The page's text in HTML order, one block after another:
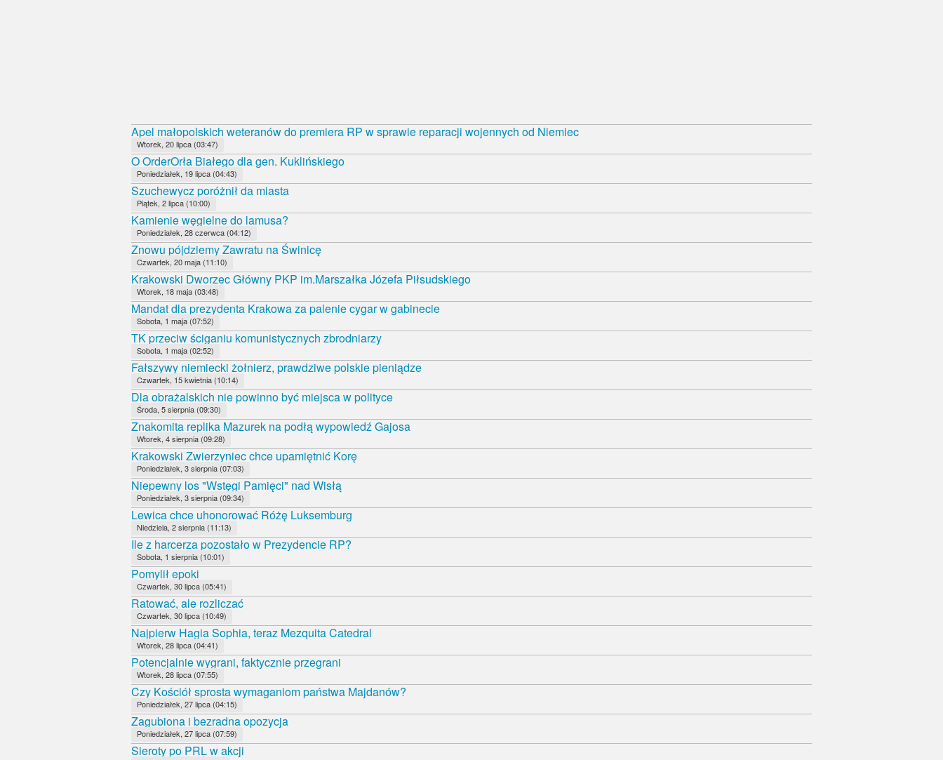
Apel małopolskich weteranów do premiera RP w sprawie reparacji wojennych od Niemiec
Wtorek, 20 lipca (03:47)
O OrderOrła Białego dla gen. Kuklińskiego
Poniedziałek, 19 lipca (04:43)
Szuchewycz poróżnił da miasta
Piątek, 2 lipca (10:00)
Kamienie węgielne do lamusa?
Poniedziałek, 28 czerwca (04:12)
Znowu pójdziemy Zawratu na Świnicę
Czwartek, 20 maja (11:10)
Krakowski Dworzec Główny PKP im.Marszałka Józefa Piłsudskiego
Wtorek, 18 maja (03:48)
Mandat dla prezydenta Krakowa za palenie cygar w gabinecie
Sobota, 1 maja (07:52)
TK przeciw ściganiu komunistycznych zbrodniarzy
Sobota, 1 maja (02:52)
Fałszywy niemiecki żołnierz, prawdziwe polskie pieniądze
Czwartek, 15 kwietnia (10:14)
Dla obrażalskich nie powinno być miejsca w polityce
Środa, 5 sierpnia (09:30)
Znakomita replika Mazurek na podłą wypowiedź Gajosa
Wtorek, 4 sierpnia (09:28)
Krakowski Zwierzyniec chce upamiętnić Korę
Poniedziałek, 3 sierpnia (07:03)
Niepewny los "Wstęgi Pamięci" nad Wisłą
Poniedziałek, 3 sierpnia (09:34)
Lewica chce uhonorować Różę Luksemburg
Niedziela, 2 sierpnia (11:13)
Ile z harcerza pozostało w Prezydencie RP?
Sobota, 1 sierpnia (10:01)
Pomylił epoki
Czwartek, 30 lipca (05:41)
Ratować, ale rozliczać
Czwartek, 30 lipca (10:49)
Najpierw Hagia Sophia, teraz Mezquita Catedral
Wtorek, 28 lipca (04:41)
Potencjalnie wygrani, faktycznie przegrani
Wtorek, 28 lipca (07:55)
Czy Kościół sprosta wymaganiom państwa Majdanów?
Poniedziałek, 27 lipca (04:15)
Zagubiona i bezradna opozycja
Poniedziałek, 27 lipca (07:59)
Sieroty po PRL w akcji